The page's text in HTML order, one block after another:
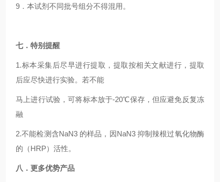
9．本试剂不同批号组分不得混用。
七．特别提醒
1.标本采集后尽早进行提取，提取按相关文献进行，提取
后应尽快进行实验。若不能
马上进行试验，可将标本放于-20℃保存，但应避免反复冻
融
2.不能检测含NaN3 的样品，因NaN3 抑制辣根过氧化物酶
的（HRP）活性。
八．更多优势产品